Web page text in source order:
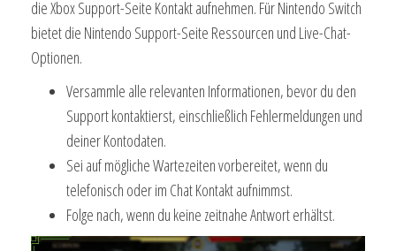
die Xbox Support-Seite Kontakt aufnehmen. Für Nintendo Switch
bietet die Nintendo Support-Seite Ressourcen und Live-Chat-
Optionen.
Versammle alle relevanten Informationen, bevor du den
Support kontaktierst, einschließlich Fehlermeldungen und
deiner Kontodaten.
Sei auf mögliche Wartezeiten vorbereitet, wenn du
telefonisch oder im Chat Kontakt aufnimmst.
Folge nach, wenn du keine zeitnahe Antwort erhältst.